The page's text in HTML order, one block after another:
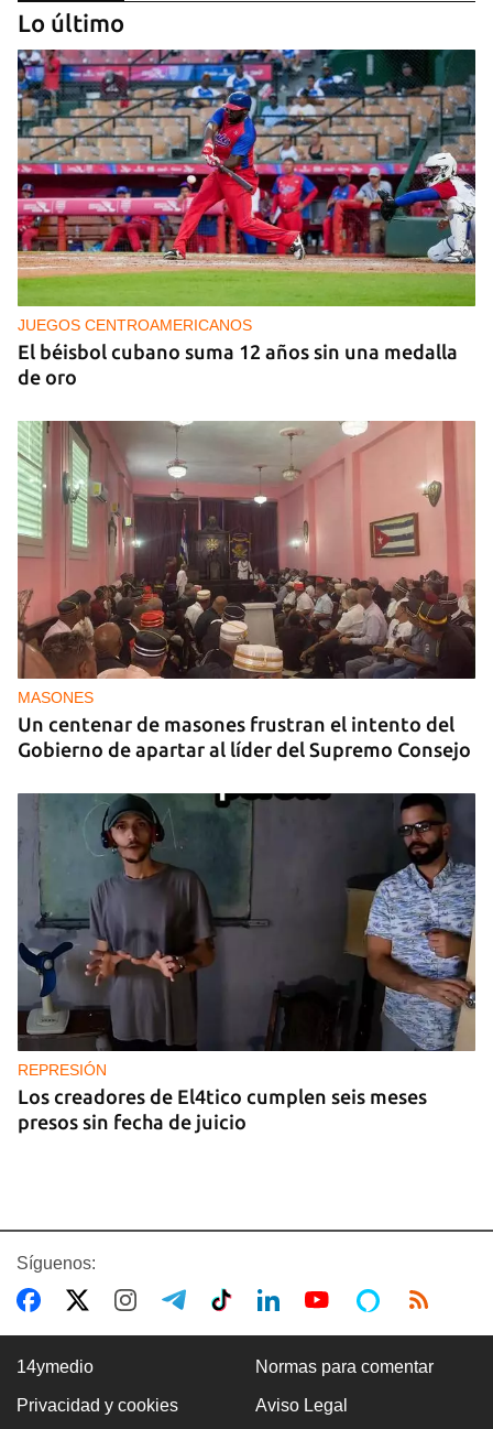
EXPLOTACIÓN
Uruguay alerta sobre la explotación sexual de 37
migrantes, incluidas varias cubanas
Lo último
JUEGOS CENTROAMERICANOS
El béisbol cubano suma 12 años sin una medalla
de oro
MASONES
Un centenar de masones frustran el intento del
Gobierno de apartar al líder del Supremo Consejo
REPRESIÓN
Los creadores de El4tico cumplen seis meses
presos sin fecha de juicio
Síguenos:
14ymedio Normas para comentar
Privacidad y cookies Aviso Legal